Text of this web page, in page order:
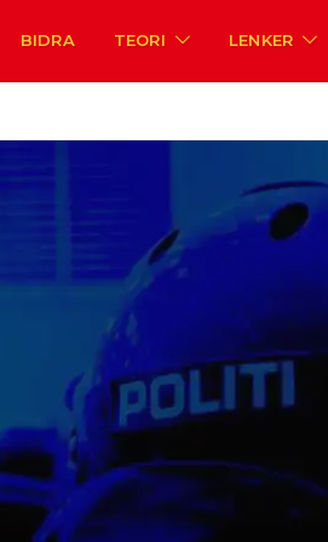
BIDRA TEORI LENKER